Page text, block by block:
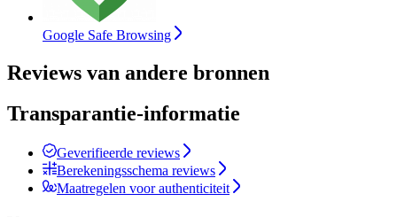
Google Safe Browsing
Reviews van andere bronnen
Transparantie-informatie
Geverifieerde reviews
Berekeningsschema reviews
Maatregelen voor authenticiteit